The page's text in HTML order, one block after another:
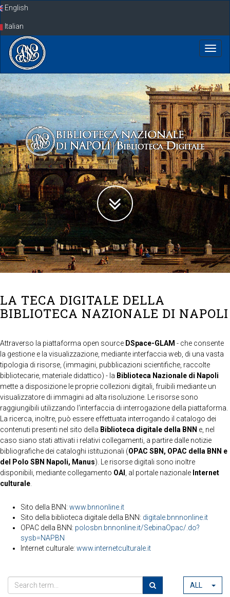
SkipEnglish
Italian
LA TECA DIGITALE DELLA
BIBLIOTECA NAZIONALE DI NAPOLI
Attraverso la piattaforma open source DSpace-GLAM - che consente
la gestione e la visualizzazione, mediante interfaccia web, di una vasta
tipologia di risorse, (immagini, pubblicazioni scientifiche, raccolte
bibliotecarie, materiale didattico) - la Biblioteca Nazionale di Napoli
mette a disposizione le proprie collezioni digitali, fruibili mediante un
visualizzatore di immagini ad alta risoluzione. Le risorse sono
raggiungibili utilizzando l'interfaccia di interrogazione della piattaforma.
La ricerca, inoltre, può essere effettuata interrogando il catalogo dei
contenuti presenti nel sito della Biblioteca digitale della BNN e, nel
caso siano stati attivati i relativi collegamenti, a partire dalle notizie
bibliografiche dei cataloghi istituzionali (OPAC SBN, OPAC della BNN e
del Polo SBN Napoli, Manus). Le risorse digitali sono inoltre
disponibili, mediante collegamento OAI , al portale nazionale Internet
culturale
Sito della BNN: www.bnnonline.it
Sito della biblioteca digitale della BNN: digitale.bnnnonline.it
OPAC della BNN: polosbn.bnnonline.it/SebinaOpac/.do?
sysb=NAPBN
Internet culturale: www.internetculturale.it
ALL